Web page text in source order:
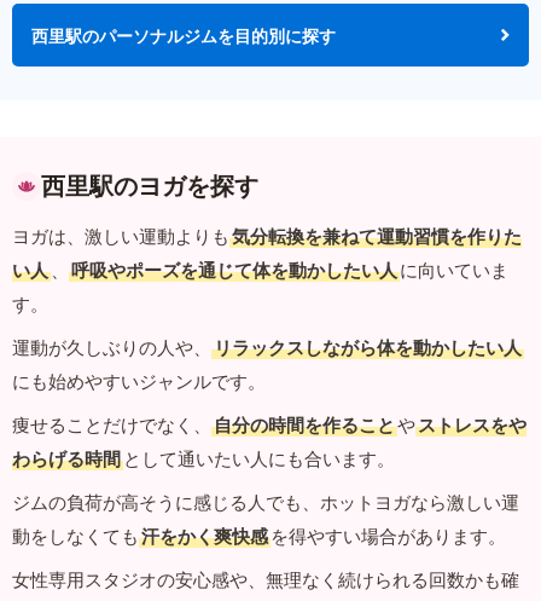
西里駅のパーソナルジムを目的別に探す
西里駅のヨガを探す
ヨガは、激しい運動よりも 気分転換を兼ねて運動習慣を作りた
い人 、 呼吸やポーズを通じて体を動かしたい人に向いていま
す。
運動が久しぶりの人や、
リラックスしながら体を動かしたい人
にも始めやすいジャンルです。
痩せることだけでなく、
自分の時間を作ることやストレスをや
わらげる時間 として通いたい人にも合います。
ジムの負荷が高そうに感じる人でも、ホットヨガなら激しい運
動をしなくても 汗をかく爽快感 を得やすい場合があります。
女性専用スタジオの安心感や、無理なく続けられる回数かも確